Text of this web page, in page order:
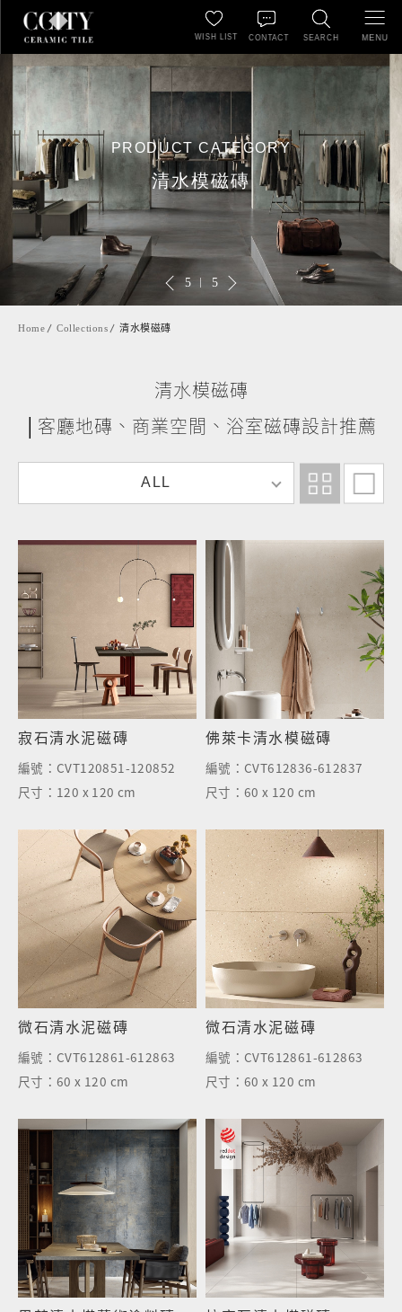
SEARCH
WISH LIST CONTACT MENU
PRODUCT CATEGORY
清水模磁磚
5 5
Home Collections 清水模磁磚
清水模磁磚
│客廳地磚、商業空間、浴室磁磚設計推薦
水
模
磁
磚
ALL
寂石清水泥磁磚
編號： CVT120851-120852
尺寸： 120 x 120 cm
佛萊卡清水模磁磚
編號： CVT612836-612837
尺寸：60 x 120 cm
微石清水泥磁磚
編號： CVT612861-612863
尺寸：60 x 120 cm
微石清水泥磁磚
編號： CVT612861-612863
尺寸：60 x 120 cm